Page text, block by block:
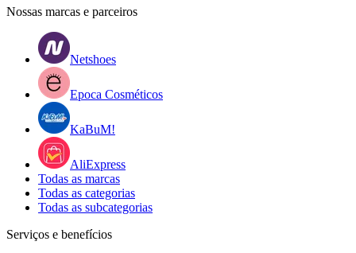
Nossas marcas e parceiros
Netshoes
Epoca Cosméticos
KaBuM!
AliExpress
Todas as marcas
Todas as categorias
Todas as subcategorias
Serviços e benefícios